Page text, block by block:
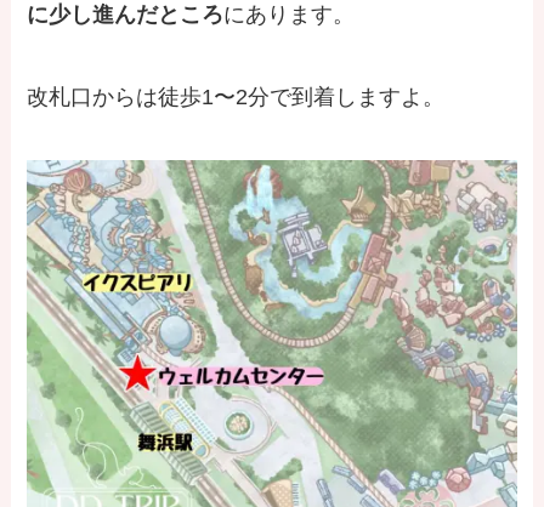
に少し進んだところにあります。
改札口からは徒歩1〜2分で到着しますよ。